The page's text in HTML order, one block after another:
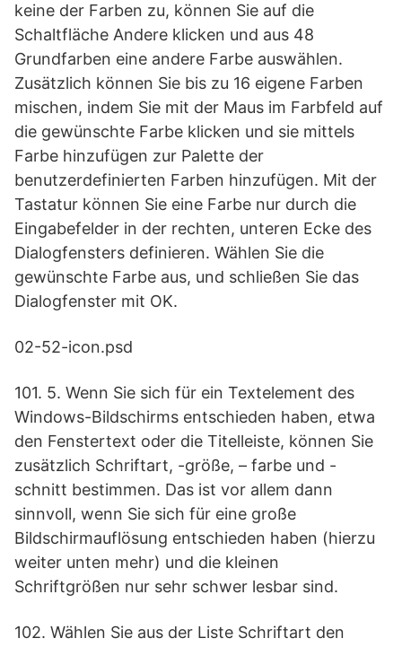
keine der Farben zu, können Sie auf die
Schaltfläche Andere klicken und aus 48
Grundfarben eine andere Farbe auswählen.
Zusätzlich können Sie bis zu 16 eigene Farben
mischen, indem Sie mit der Maus im Farbfeld auf
die gewünschte Farbe klicken und sie mittels
Farbe hinzufügen zur Palette der
benutzerdefinierten Farben hinzufügen. Mit der
Tastatur können Sie eine Farbe nur durch die
Eingabefelder in der rechten, unteren Ecke des
Dialogfensters definieren. Wählen Sie die
gewünschte Farbe aus, und schließen Sie das
Dialogfenster mit OK.
02-52-icon.psd
101. 5. Wenn Sie sich für ein Textelement des
Windows-Bildschirms entschieden haben, etwa
den Fenstertext oder die Titelleiste, können Sie
zusätzlich Schriftart, -größe, – farbe und -
schnitt bestimmen. Das ist vor allem dann
sinnvoll, wenn Sie sich für eine große
Bildschirmauflösung entschieden haben (hierzu
weiter unten mehr) und die kleinen
Schriftgrößen nur sehr schwer lesbar sind.
102. Wählen Sie aus der Liste Schriftart den